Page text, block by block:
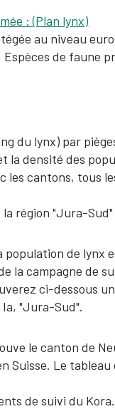
: (Plan lynx)
au niveau
Espèces de faune
du lynx) par
la densité des
les cantons, tous
région "Jura-
de lynx
la campagne de
ci-dessous
"Jura-Sud".
le canton de
Suisse. Le
de suivi du